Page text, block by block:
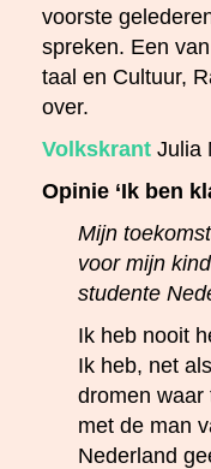
voorste
spreken. Een
taal en Cultuur,
over.
Volkskrant Julia
Opinie ‘Ik ben
Mijn
voor mijn
studente
Ik heb nooit
Ik heb, net
dromen waar
met de man
Nederland